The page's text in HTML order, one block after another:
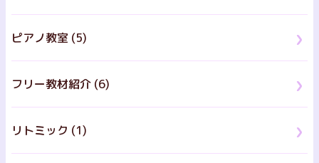
ピアノ教室 (5)
フリー教材紹介 (6)
リトミック (1)